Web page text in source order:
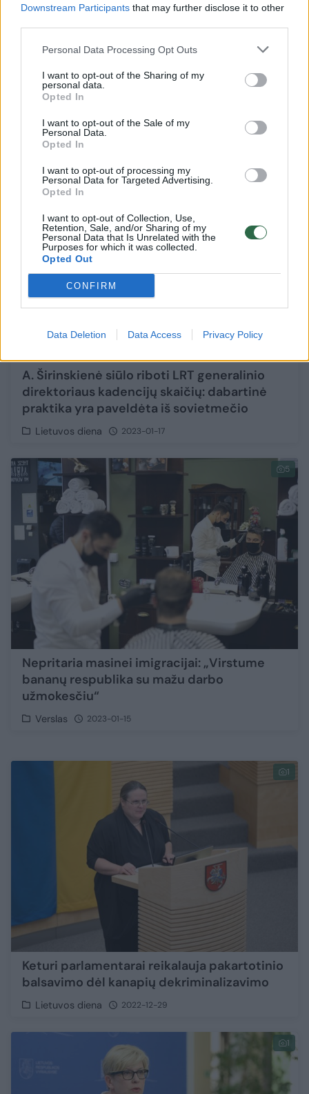
Downstream Participants that may further disclose it to other
Personal Data Processing Opt Outs
I want to opt-out of the Sharing of my
personal data.
Opted In
I want to opt-out of the Sale of my
Personal Data.
Opted In
I want to opt-out of processing my
Personal Data for Targeted Advertising.
Opted In
I want to opt-out of Collection, Use,
Retention, Sale, and/or Sharing of my
Personal Data that Is Unrelated with the
Purposes for which it was collected.
Opted Out
CONFIRM
Data Deletion Data Access Privacy Policy
Parlamentarių siūlymas: valstybės lėšomis
reklamuoti donorystę, donoro korteles
siūlyti ir vairuotojams
Lietuvos diena 2023-02-02
A. Širinskienė siūlo riboti LRT generalinio
direktoriaus kadencijų skaičių: dabartinė
praktika yra paveldėta iš sovietmečio
Lietuvos diena 2023-01-17
5
Nepritaria masinei imigracijai: „Virstume
bananų respublika su mažu darbo
užmokesčiu“
Verslas 2023-01-15
1
Keturi parlamentarai reikalauja pakartotinio
balsavimo dėl kanapių dekriminalizavimo
Lietuvos diena 2022-12-29
1